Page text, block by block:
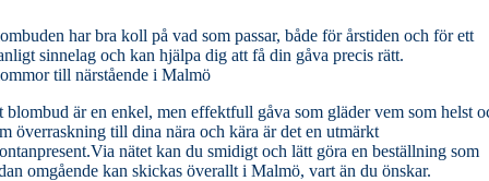
har bra koll på vad som passar, både för årstiden och för ett
sinnelag och kan hjälpa dig att få din gåva precis rätt.
till närstående i Malmö
blombud är en enkel, men effektfull gåva som gläder vem som helst
överraskning till dina nära och kära är det en utmärkt
nätet kan du smidigt och lätt göra en beställning som
omgående kan skickas överallt i Malmö, vart än du önskar.